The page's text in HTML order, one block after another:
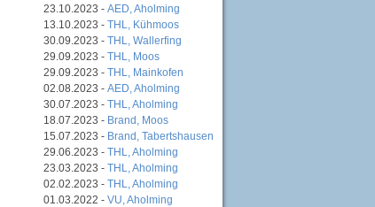
23.10.2023 - AED, Aholming
13.10.2023 - THL, Kühmoos
30.09.2023 - THL, Wallerfing
29.09.2023 - THL, Moos
29.09.2023 - THL, Mainkofen
02.08.2023 - AED, Aholming
30.07.2023 - THL, Aholming
18.07.2023 - Brand, Moos
15.07.2023 - Brand, Tabertshausen
29.06.2023 - THL, Aholming
23.03.2023 - THL, Aholming
02.02.2023 - THL, Aholming
01.03.2022 - VU, Aholming